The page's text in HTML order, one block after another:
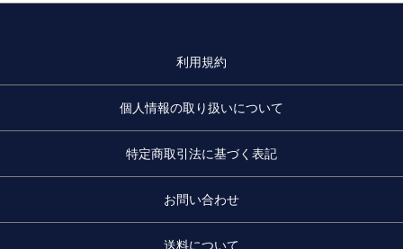
利用規約
個人情報の取り扱いについて
特定商取引法に基づく表記
お問い合わせ
送料について